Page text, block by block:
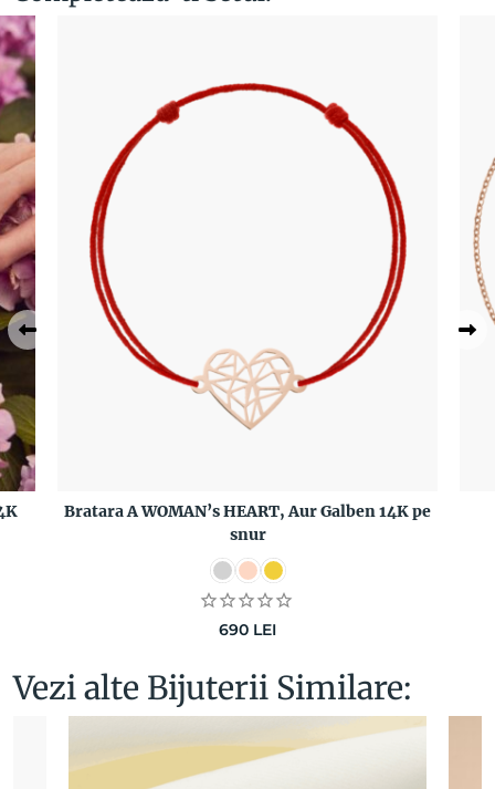
Bratara A WOMAN’s HEART, Aur Galben 14K pe
snur
690 LEI
Vezi alte Bijuterii Similare: